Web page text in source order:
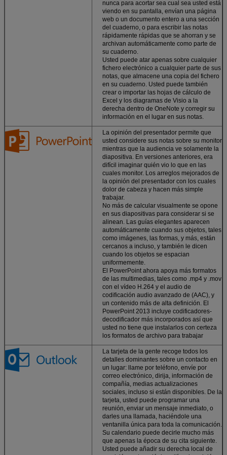
Sus ajustes de la
aduana vagan por
con usted.Firme
adentro a su
cuenta y coja su
derecha del trabajo
adonde usted se
fue apagado.
Almacene los
ficheros en la nube.
La oficina ahorra
sus documentos a
SkyDrive así que
sus notas, fotos, y
ficheros son
siempre
accesibles.
nunca para acortar sea cual sea usted está
viendo en su pantalla, envían una página
web o un documento entero a una sección
del cuaderno, o para escribir las notas
rápidamente rápidas que se ahorran y se
archivan automáticamente como parte de
su cuaderno.
Usted puede atar apenas sobre cualquier
fichero electrónico a cualquier parte de sus
notas, que almacene una copia del fichero
en su cuaderno. Usted puede también
crear o importar las hojas de cálculo de
Excel y los diagramas de Visio a la
derecha dentro de OneNote y corregir su
información en el lugar en sus notas.
La opinión del presentador permite que
usted considere sus notas sobre su monitor
mientras que la audiencia ve solamente la
diapositiva. En versiones anteriores, era
difícil imaginar quién vio lo que en las
cuales monitor. Los arreglos mejorados de
la opinión del presentador con los cuales
dolor de cabeza y hacen más simple
trabajar.
No más de calcular visualmente se opone
en sus diapositivas para considerar si se
alinean. Las guías elegantes aparecen
automáticamente cuando sus objetos, tales
como imágenes, las formas, y más, están
cercanos a incluso, y también le dicen
cuando los objetos se espacian
uniformemente.
El PowerPoint ahora apoya más formatos
de las multimedias, tales como .mp4 y .mov
con el vídeo H.264 y el audio de
codificación audio avanzado de (AAC), y
un contenido más de alta definición. El
PowerPoint 2013 incluye codificadores-
decodificador más incorporados así que
usted no tiene que instalarlos con certeza
los formatos de archivo para trabajar
La tarjeta de la gente recoge todos los
detalles dominantes sobre un contacto en
un lugar: llame por teléfono, envíe por
correo electrónico, dirija, información de
compañía, medias actualizaciones
sociales, incluso si están disponibles. De la
tarjeta, usted puede programar una
reunión, enviar un mensaje inmediato, o
darles una llamada, haciéndole una
ventanilla única para toda la comunicación.
Su calendario puede decirle mucho más
que apenas la época de su cita siguiente.
Usted puede añadir su derecha local de